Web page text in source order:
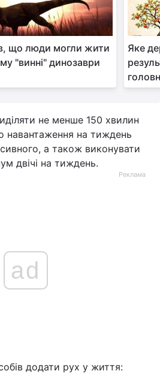
що люди могли жити
"винні" динозаври
Яке
не менше 150 хвилин
навантаження на тиждень
а також виконувати
двічі на тиждень.
Реклама
ad
додати рух у життя: